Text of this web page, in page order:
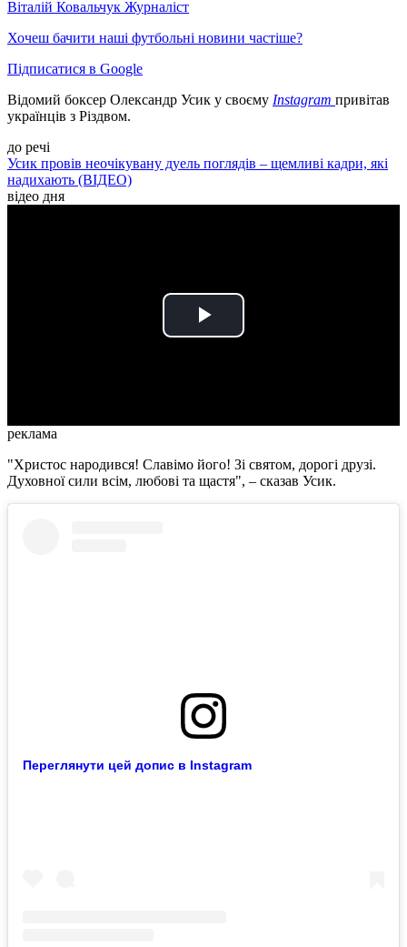
Віталій Ковальчук Журналіст
Хочеш бачити наші футбольні новини частіше?
Підписатися в Google
Відомий боксер Олександр Усик у своєму Instagram привітав
українців з Різдвом.
до речі
Усик провів неочікувану дуель поглядів – щемливі кадри, які
надихають (ВІДЕО)
відео дня
Play
реклама
"Христос народився! Славімо його! Зі святом, дорогі друзі.
Духовної сили всім, любові та щастя", – сказав Усик.
Переглянути цей допис в Instagram